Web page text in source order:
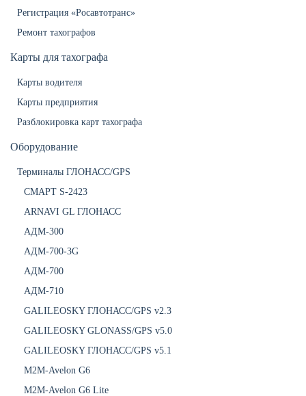
Регистрация «Росавтотранс»
Ремонт тахографов
Карты для тахографа
Карты водителя
Карты предприятия
Разблокировка карт тахографа
Оборудование
Терминалы ГЛОНАСС/GPS
СМАРТ S-2423
ARNAVI GL ГЛОНАСС
АДМ-300
АДМ-700-3G
АДМ-700
АДМ-710
GALILEOSKY ГЛОНАСС/GPS v2.3
GALILEOSKY GLONASS/GPS v5.0
GALILEOSKY ГЛОНАСС/GPS v5.1
M2M-Avelon G6
M2M-Avelon G6 Lite